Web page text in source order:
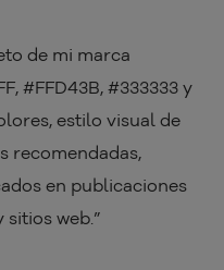
de mi marca
#FFD43B, #333333 y
estilo visual de
recomendadas,
en publicaciones
web.”